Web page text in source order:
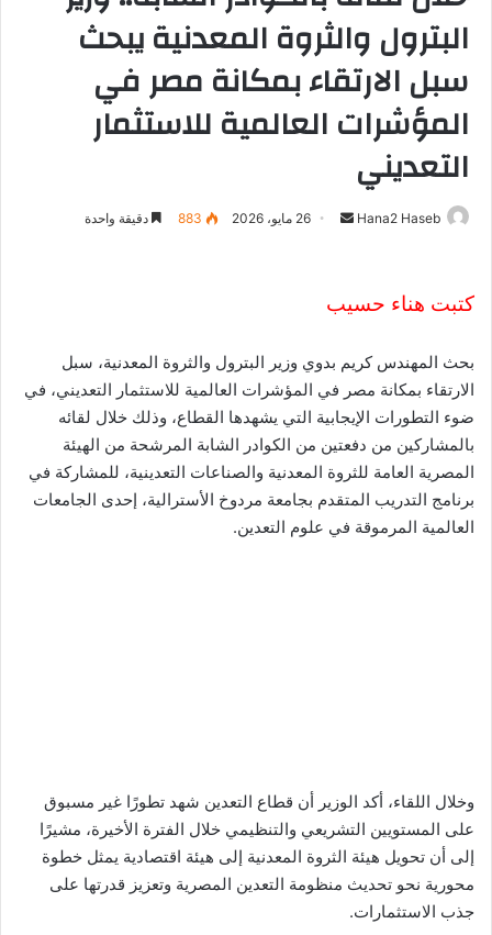
البترول والثروة المعدنية يبحث
سبل الارتقاء بمكانة مصر في
المؤشرات العالمية للاستثمار
التعديني
Hana2 Haseb
ا
إ
ل
ك
ت
26 مايو، 2026 883 دقيقة واحدة
كتبت هناء حسيب
بحث المهندس كريم بدوي وزير البترول والثروة المعدنية، سبل
الارتقاء بمكانة مصر في المؤشرات العالمية للاستثمار التعديني، في
ضوء التطورات الإيجابية التي يشهدها القطاع، وذلك خلال لقائه
بالمشاركين من دفعتين من الكوادر الشابة المرشحة من الهيئة
المصرية العامة للثروة المعدنية والصناعات التعدينية، للمشاركة في
برنامج التدريب المتقدم بجامعة مردوخ الأسترالية، إحدى الجامعات
العالمية المرموقة في علوم التعدين.
وخلال اللقاء، أكد الوزير أن قطاع التعدين شهد تطورًا غير مسبوق
على المستويين التشريعي والتنظيمي خلال الفترة الأخيرة، مشيرًا
إلى أن تحويل هيئة الثروة المعدنية إلى هيئة اقتصادية يمثل خطوة
محورية نحو تحديث منظومة التعدين المصرية وتعزيز قدرتها على
جذب الاستثمارات.